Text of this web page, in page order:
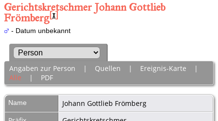
Gerichtskretschmer Johann Gottlieb
Frömberg[1]
- Datum unbekannt
Angaben zur Person | Quellen | Ereignis-Karte |
Alle | PDF
Name Johann Gottlieb Frömberg